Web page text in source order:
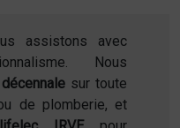
assistons avec
Nous
sur toute
de plomberie, et